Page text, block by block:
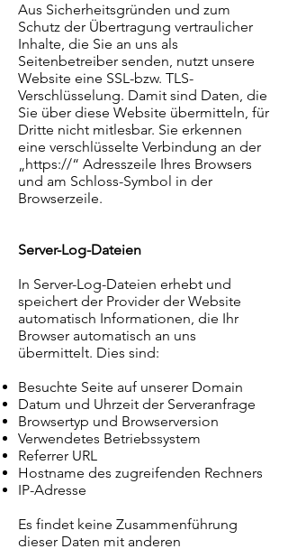
Aus Sicherheitsgründen und zum
Schutz der Übertragung vertraulicher
Inhalte, die Sie an uns als
Seitenbetreiber senden, nutzt unsere
Website eine SSL-bzw. TLS-
Verschlüsselung. Damit sind Daten, die
Sie über diese Website übermitteln, für
Dritte nicht mitlesbar. Sie erkennen
eine verschlüsselte Verbindung an der
„https://“ Adresszeile Ihres Browsers
und am Schloss-Symbol in der
Browserzeile.
Server-Log-Dateien
In Server-Log-Dateien erhebt und
speichert der Provider der Website
automatisch Informationen, die Ihr
Browser automatisch an uns
übermittelt. Dies sind:
Besuchte Seite auf unserer Domain
Datum und Uhrzeit der Serveranfrage
Browsertyp und Browserversion
Verwendetes Betriebssystem
Referrer URL
Hostname des zugreifenden Rechners
IP-Adresse
Es findet keine Zusammenführung
dieser Daten mit anderen